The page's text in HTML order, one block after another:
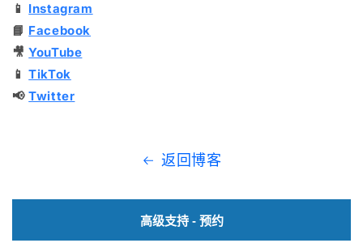
📱 Instagram
📘 Facebook
🎥YouTube
📱TikTok
📢Twitter
返回博客
高级支持 - 预约